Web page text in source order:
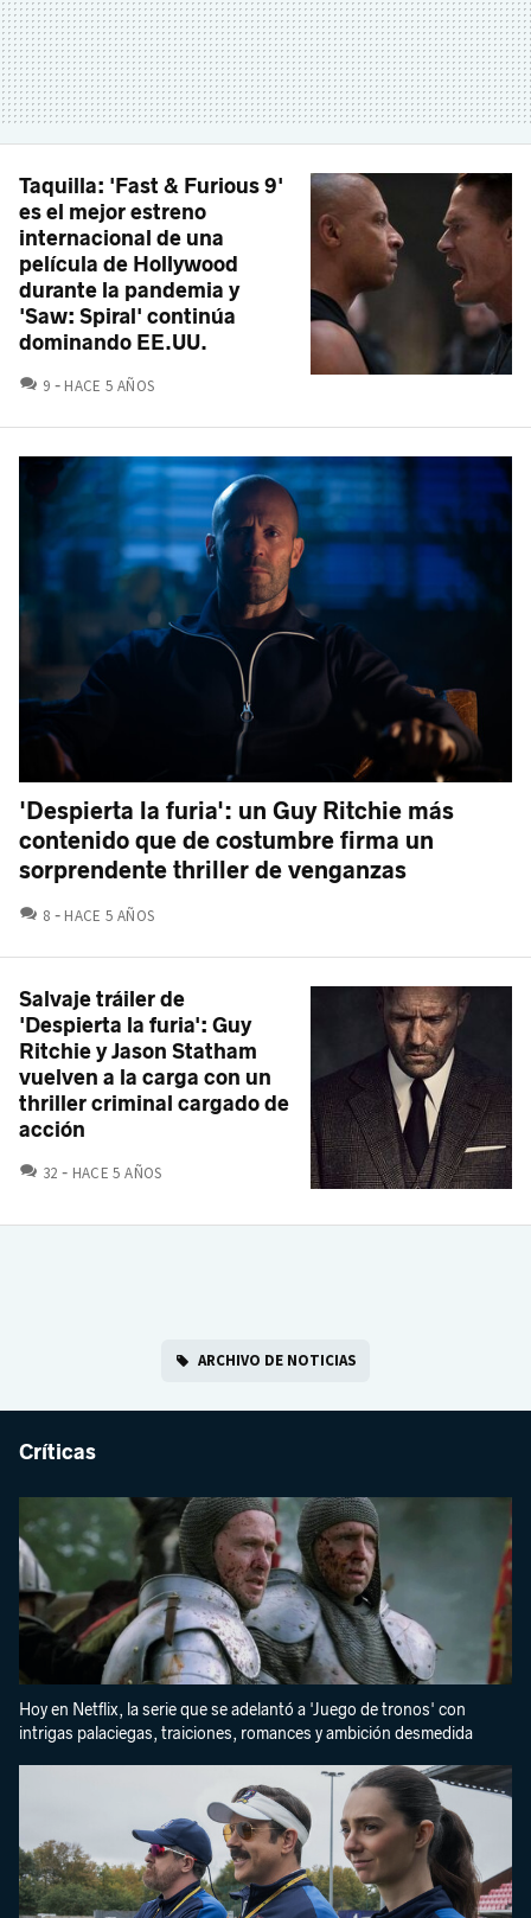
Taquilla: 'Fast & Furious 9'
es el mejor estreno
internacional de una
película de Hollywood
durante la pandemia y
'Saw: Spiral' continúa
dominando EE.UU.
9 COMENTARIOS
HACE 5 AÑOS
'Despierta la furia': un Guy Ritchie más
contenido que de costumbre firma un
sorprendente thriller de venganzas
8 COMENTARIOS
HACE 5 AÑOS
Salvaje tráiler de
'Despierta la furia': Guy
Ritchie y Jason Statham
vuelven a la carga con un
thriller criminal cargado de
acción
32 COMENTARIOS
HACE 5 AÑOS
ARCHIVO DE NOTICIAS
Críticas
Hoy en Netflix, la serie que se adelantó a 'Juego de tronos' con
intrigas palaciegas, traiciones, romances y ambición desmedida